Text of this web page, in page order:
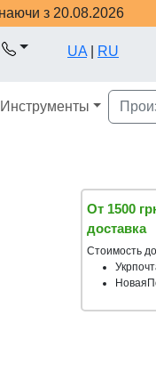
з 20.08.2026
UA RU
Инструменты
От 1500
доставка
Стоимость